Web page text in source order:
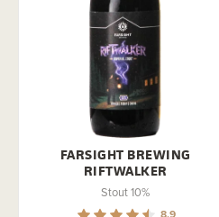
FARSIGHT BREWING
RIFTWALKER
Stout 10%
8.9